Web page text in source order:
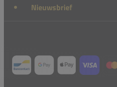
Nieuwsbrief